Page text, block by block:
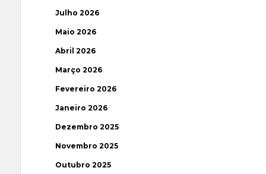
Julho 2026
Maio 2026
Abril 2026
Março 2026
Fevereiro 2026
Janeiro 2026
Dezembro 2025
Novembro 2025
Outubro 2025